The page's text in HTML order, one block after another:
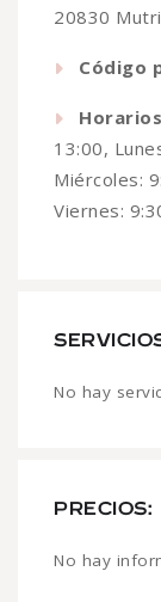
20830
Código
13:00,
Miércoles:
Viernes:
No hay
PRECIOS:
No hay